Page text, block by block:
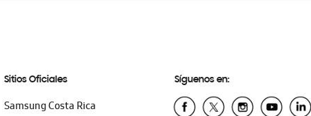
Sitios Oficiales
Samsung Costa Rica
Síguenos en: